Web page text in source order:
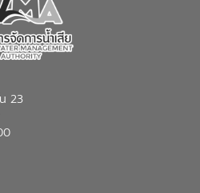
23